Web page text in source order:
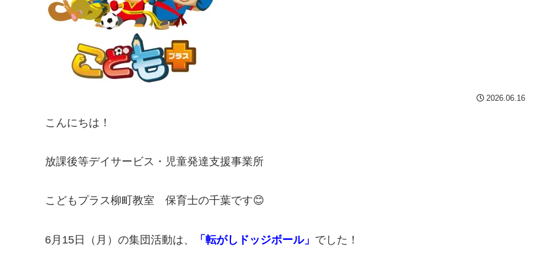
2026.06.16
こんにちは！
放課後等デイサービス・児童発達支援事業所
こどもプラス柳町教室 保育士の千葉です😊
6月15日（月）の集団活動は、 「転がしドッジボール」 でした！